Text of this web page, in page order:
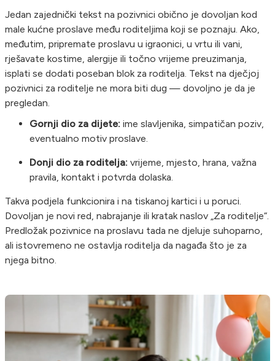
Jedan zajednički tekst na pozivnici obično je dovoljan kod
male kućne proslave među roditeljima koji se poznaju. Ako,
međutim, pripremate proslavu u igraonici, u vrtu ili vani,
rješavate kostime, alergije ili točno vrijeme preuzimanja,
isplati se dodati poseban blok za roditelja. Tekst na dječjoj
pozivnici za roditelje ne mora biti dug — dovoljno je da je
pregledan.
Gornji dio za dijete: ime slavljenika, simpatičan poziv,
eventualno motiv proslave.
Donji dio za roditelja: vrijeme, mjesto, hrana, važna
pravila, kontakt i potvrda dolaska.
Takva podjela funkcionira i na tiskanoj kartici i u poruci.
Dovoljan je novi red, nabrajanje ili kratak naslov „Za roditelje“.
Predložak pozivnice na proslavu tada ne djeluje suhoparno,
ali istovremeno ne ostavlja roditelja da nagađa što je za
njega bitno.